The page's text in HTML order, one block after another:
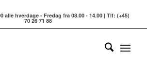
alle hverdage - Fredag fra 08.00 - 14.00 | Tlf: (+45)
70 26 71 88